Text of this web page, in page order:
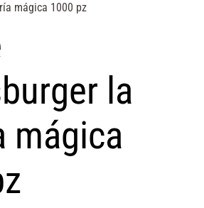
mágica 1000 pz
la
mágica